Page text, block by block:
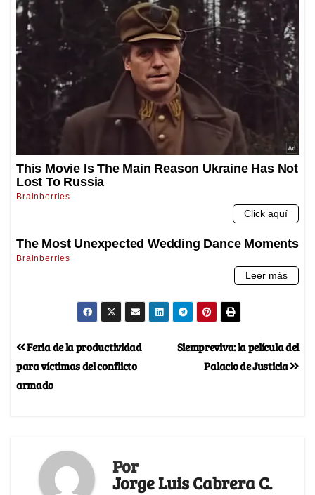
Siempreviva: la película del
Palacio de Justicia
Feria de la productividad
para víctimas del conflicto
armado
Por
Jorge Luis Cabrera C.